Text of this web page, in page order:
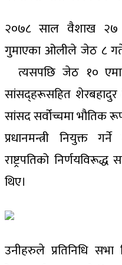
२०७८ साल वैशाख २७
गुमाएका ओलीले जेठ ८
त्यसपछि जेठ १०
सांसद्हरूसहित शेरबहादुर
सांसद सर्वोच्चमा भौतिक
प्रधानमन्त्री नियुक्त
राष्ट्रपतिको
थिए।
उनीहरुले प्रतिनिधि